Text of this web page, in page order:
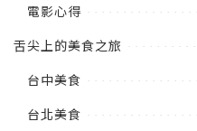
電影心得
舌尖上的美食之旅
台中美食
台北美食